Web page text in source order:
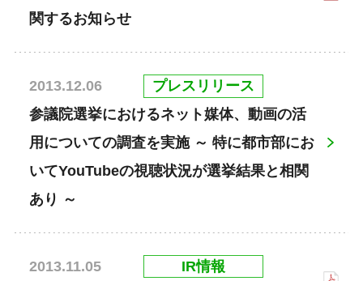
関するお知らせ
2013.12.06
プレスリリース
参議院選挙におけるネット媒体、動画の活
用についての調査を実施 ～ 特に都市部にお
いてYouTubeの視聴状況が選挙結果と相関
あり ～
2013.11.05
IR情報